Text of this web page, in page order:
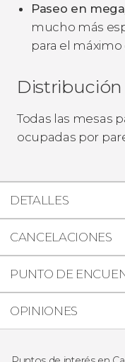
Paseo en
mucho más
para el máximo
Todas las mesas
ocupadas por
DETALLES
CANCELACIONES
PUNTO DE
OPINIONES